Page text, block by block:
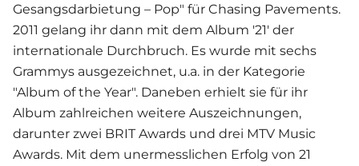
Gesangsdarbietung – Pop" für Chasing Pavements.
2011 gelang ihr dann mit dem Album '21' der
internationale Durchbruch. Es wurde mit sechs
Grammys ausgezeichnet, u.a. in der Kategorie
"Album of the Year". Daneben erhielt sie für ihr
Album zahlreichen weitere Auszeichnungen,
darunter zwei BRIT Awards und drei MTV Music
Awards. Mit dem unermesslichen Erfolg von 21